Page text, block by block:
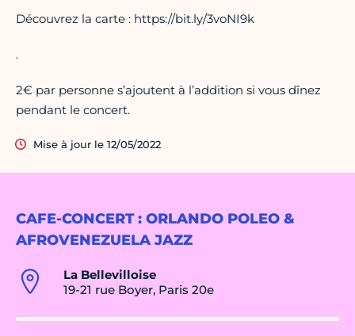
CAFE-CONCERT : ORLANDO POLEO &
AFROVENEZUELA JAZZ
La Bellevilloise
19-21 rue Boyer, Paris 20e
Découvrez la carte : https://bit.ly/3voNI9k
.
2€ par personne s’ajoutent à l’addition si vous dînez
pendant le concert.
Mise à jour le 12/05/2022